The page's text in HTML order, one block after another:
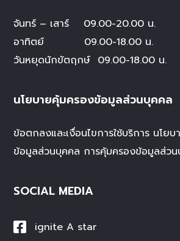
จันทร์ – เสาร์
09.00-20.00 น.
อาทิตย์ 09.00-18.00 น.
วันหยุดนักขัตฤกษ์ 09.00-18.00 น.
นโยบายคุ้มครองข้อมูลส่วนบุคคล
ข้อตกลงและเงื่อนไขการใช้บริการ นโยบ
ข้อมูลส่วนบุคคล การคุ้มครองข้อมูลส่ว
SOCIAL MEDIA
ignite A star